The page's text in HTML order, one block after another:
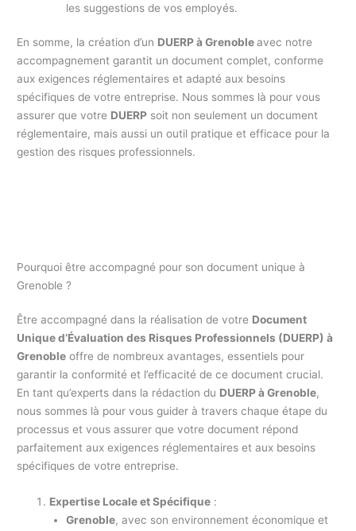
les suggestions de vos employés.
En somme, la création d’un DUERP à Grenobleavec notre
accompagnement garantit un document complet, conforme
aux exigences réglementaires et adapté aux besoins
spécifiques de votre entreprise. Nous sommes là pour vous
assurer que votre DUERP soit non seulement un document
réglementaire, mais aussi un outil pratique et efficace pour la
gestion des risques professionnels.
Pourquoi être accompagné pour son document unique à
Grenoble ?
Être accompagné dans la réalisation de votre Document
Unique d’Évaluation des Risques Professionnels (DUERP) à
Grenoble offre de nombreux avantages, essentiels pour
garantir la conformité et l’efficacité de ce document crucial.
En tant qu’experts dans la rédaction du DUERP à Grenoble,
nous sommes là pour vous guider à travers chaque étape du
processus et vous assurer que votre document répond
parfaitement aux exigences réglementaires et aux besoins
spécifiques de votre entreprise.
Expertise Locale et Spécifique :
Grenoble, avec son environnement économique et